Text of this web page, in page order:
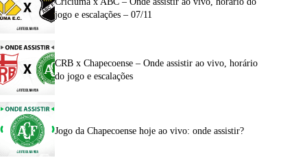
jogo e escalações – 07/11
CRB x Chapecoense – Onde assistir ao vivo, horário
do jogo e escalações
Jogo da Chapecoense hoje ao vivo: onde assistir?